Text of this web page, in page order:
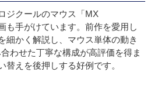
ジクールのマウス「MX
も手がけています。前作を愛用し
細かく解説し、マウス単体の動き
わせた丁寧な構成が高評価を得ま
替えを後押しする好例です。